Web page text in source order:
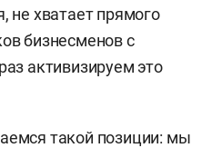
не хватает прямого
бизнесменов с
активизируем это
такой позиции: мы